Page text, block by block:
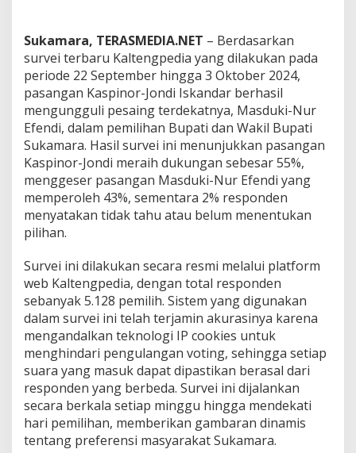
J
o
n
d
i
R
a
h
5
%
D
u
n
g
a
n
,
T
r
e
n
P
l
k
Sukamara, TERASMEDIA.NET – Berdasarkan
survei terbaru Kaltengpedia yang dilakukan pada
periode 22 September hingga 3 Oktober 2024,
pasangan Kaspinor-Jondi Iskandar berhasil
mengungguli pesaing terdekatnya, Masduki-Nur
Efendi, dalam pemilihan Bupati dan Wakil Bupati
Sukamara. Hasil survei ini menunjukkan pasangan
Kaspinor-Jondi meraih dukungan sebesar 55%,
menggeser pasangan Masduki-Nur Efendi yang
memperoleh 43%, sementara 2% responden
menyatakan tidak tahu atau belum menentukan
pilihan.
Survei ini dilakukan secara resmi melalui platform
web Kaltengpedia, dengan total responden
sebanyak 5.128 pemilih. Sistem yang digunakan
dalam survei ini telah terjamin akurasinya karena
mengandalkan teknologi IP cookies untuk
menghindari pengulangan voting, sehingga setiap
suara yang masuk dapat dipastikan berasal dari
responden yang berbeda. Survei ini dijalankan
secara berkala setiap minggu hingga mendekati
hari pemilihan, memberikan gambaran dinamis
tentang preferensi masyarakat Sukamara.